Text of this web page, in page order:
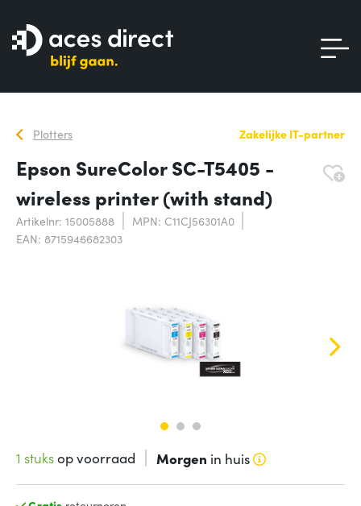
Plotters Zakelijke IT-partner
Epson SureColor SC-T5405 -
wireless printer (with stand)
Artikelnr: 15005888
MPN: C11CJ56301A0
EAN: 8715946682303
1 stuksop voorraad Morgen in huis